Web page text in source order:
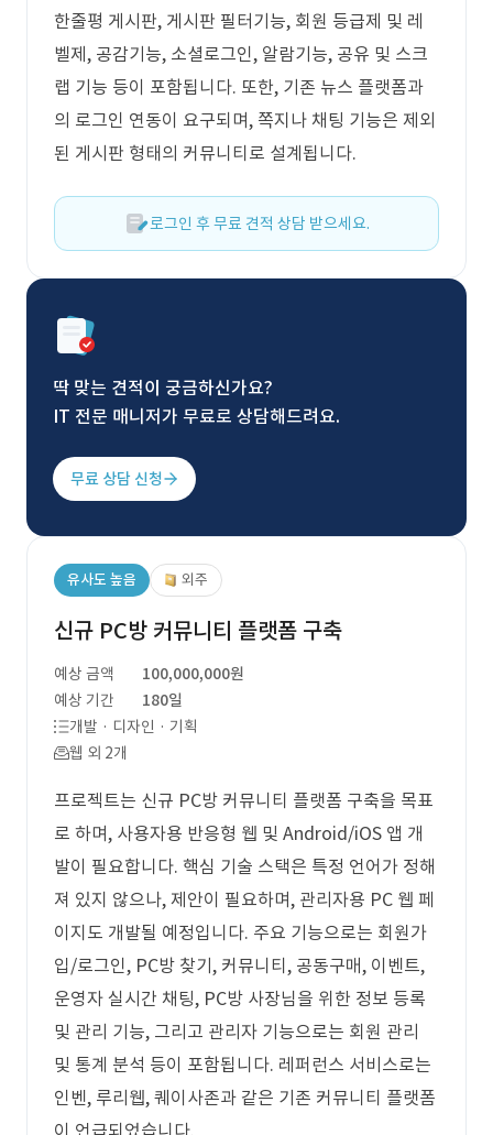
한줄평 게시판, 게시판 필터기능, 회원 등급제 및 레
벨제, 공감기능, 소셜로그인, 알람기능, 공유 및 스크
랩 기능 등이 포함됩니다. 또한, 기존 뉴스 플랫폼과
의 로그인 연동이 요구되며, 쪽지나 채팅 기능은 제외
된 게시판 형태의 커뮤니티로 설계됩니다.
로그인 후 무료 견적 상담 받으세요.
딱 맞는 견적이 궁금하신가요?
IT 전문 매니저가 무료로 상담해드려요.
무료 상담 신청
유사도 높음 외주
신규 PC방 커뮤니티 플랫폼 구축
예상 금액
100,000,000원
예상 기간
180일
개발 · 디자인 · 기획
웹 외 2개
프로젝트는 신규 PC방 커뮤니티 플랫폼 구축을 목표
로 하며, 사용자용 반응형 웹 및 Android/iOS 앱 개
발이 필요합니다. 핵심 기술 스택은 특정 언어가 정해
져 있지 않으나, 제안이 필요하며, 관리자용 PC 웹 페
이지도 개발될 예정입니다. 주요 기능으로는 회원가
입/로그인, PC방 찾기, 커뮤니티, 공동구매, 이벤트,
운영자 실시간 채팅, PC방 사장님을 위한 정보 등록
및 관리 기능, 그리고 관리자 기능으로는 회원 관리
및 통계 분석 등이 포함됩니다. 레퍼런스 서비스로는
인벤, 루리웹, 퀘이사존과 같은 기존 커뮤니티 플랫폼
이 언급되었습니다.